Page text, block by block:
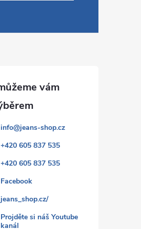
info@jeans-shop.cz
+420 605 837 535
+420 605 837 535
Facebook
jeans_shop.cz/
Projděte si náš Youtube
kanál